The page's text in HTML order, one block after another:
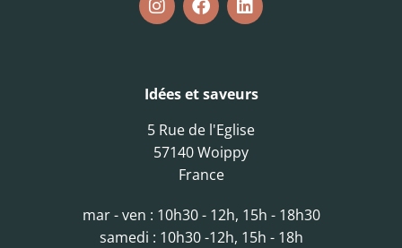
Idées et saveurs
5 Rue de l'Eglise
57140 Woippy
France
mar - ven : 10h30 - 12h, 15h - 18h30
samedi : 10h30 -12h, 15h - 18h